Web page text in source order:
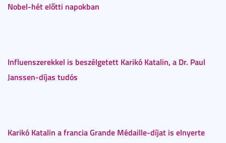
Nobel-hét előtti napokban
Influenszerekkel is beszélgetett Karikó Katalin, a Dr. Paul
Janssen-díjas tudós
Karikó Katalin a francia Grande Médaille-díjat is elnyerte